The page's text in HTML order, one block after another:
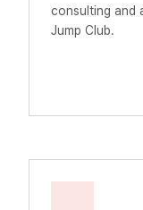
consulting and
Jump Club.